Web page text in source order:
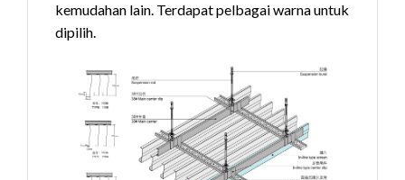
kemudahan lain. Terdapat pelbagai warna untuk
dipilih.